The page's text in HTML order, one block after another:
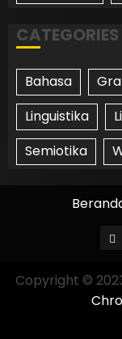
CATEGORIES
Bahasa
Linguistika
Semiotika
Copyright ©